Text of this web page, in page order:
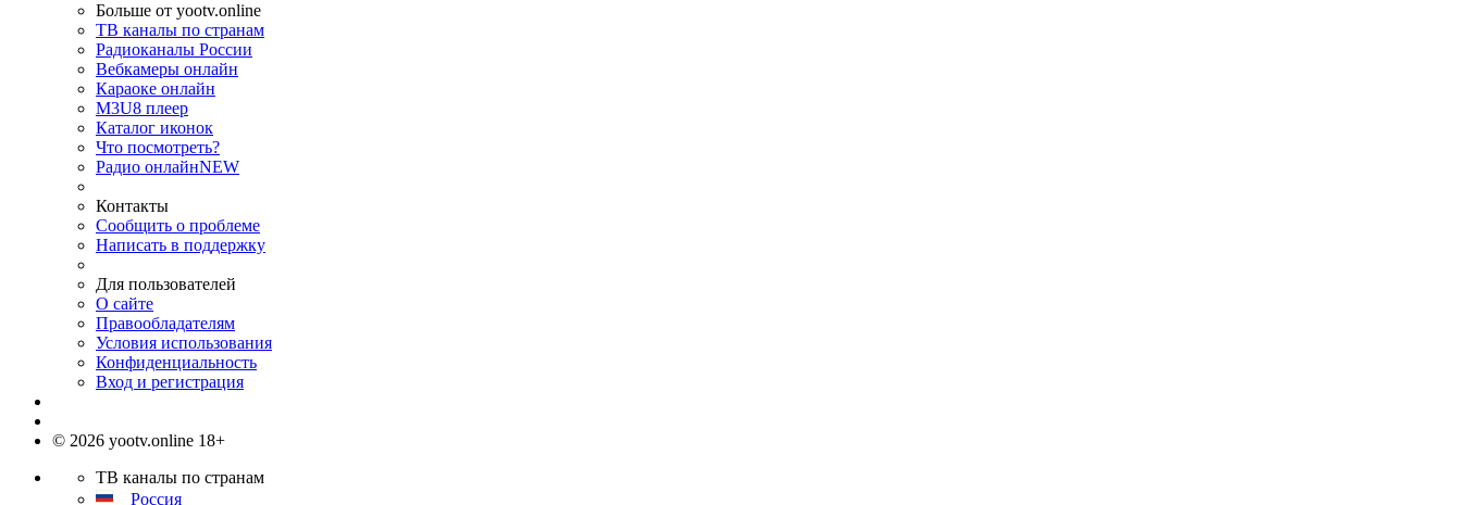
Больше от yootv.online
ТВ каналы по странам
Радиоканалы России
Вебкамеры онлайн
Караоке онлайн
M3U8 плеер
Каталог иконок
Что посмотреть?
Радио онлайнNEW
Контакты
Сообщить о проблеме
Написать в поддержку
Для пользователей
О сайте
Правообладателям
Условия использования
Конфиденциальность
Вход и регистрация
© 2026 yootv.online 18+
ТВ каналы по странам
Россия